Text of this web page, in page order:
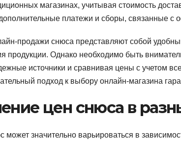
магазинах, учитывая стоимость
платежи и сборы, связанные с
продажи снюса представляют собой
продукции. Однако необходимо быть
источники и сравнивая цены с учетом
подход к выбору онлайн-магазина
цен снюса в
может значительно варьироваться в